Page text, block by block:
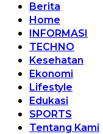
Berita
Home
INFORMASI
TECHNO
Kesehatan
Ekonomi
Lifestyle
Edukasi
SPORTS
Tentang Kami